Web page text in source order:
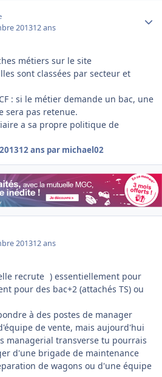
201312 ans
métiers sur le site
sont classées par secteur et
: si le métier demande un bac, une
sera pas retenue.
a sa propre politique de
12 ans par michael02
201312 ans
recrute ) essentiellement pour
pour des bac+2 (attachés TS) ou
à des postes de manager
de vente, mais aujourd'hui
managerial transverse tu pourrais
d'une brigade de maintenance
de wagons ou d'une équipe